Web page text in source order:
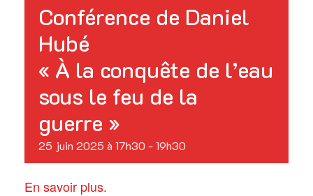
Conférence de Daniel
Hubé
« À la conquête de l’eau
sous le feu de la
guerre »
25 juin 2025 à 17h30 -19h30
En savoir plus.